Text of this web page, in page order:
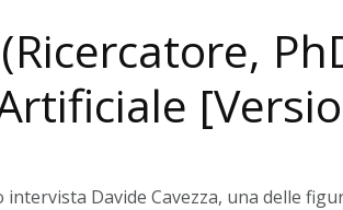
Davide Cavezza, una delle